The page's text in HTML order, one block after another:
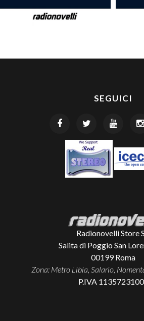
SEGUICI
Radionovelli Store
Salita di Poggio San
00199 Roma
Zona: Metro Libia, Salario,
P.IVA